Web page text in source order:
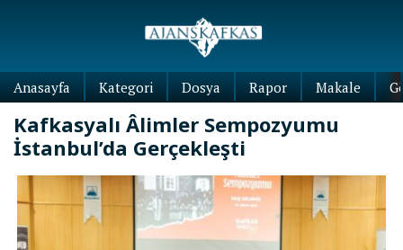
Anasayfa Kategori Dosya Rapor Makale
Kafkasyalı Âlimler Sempozyumu
İstanbul’da Gerçekleşti